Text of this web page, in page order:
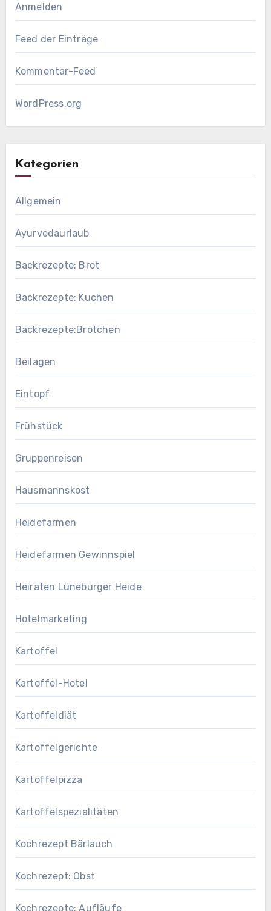
Anmelden
Feed der Einträge
Kommentar-Feed
WordPress.org
Kategorien
Allgemein
Ayurvedaurlaub
Backrezepte: Brot
Backrezepte: Kuchen
Backrezepte:Brötchen
Beilagen
Eintopf
Frühstück
Gruppenreisen
Hausmannskost
Heidefarmen
Heidefarmen Gewinnspiel
Heiraten Lüneburger Heide
Hotelmarketing
Kartoffel
Kartoffel-Hotel
Kartoffeldiät
Kartoffelgerichte
Kartoffelpizza
Kartoffelspezialitäten
Kochrezept Bärlauch
Kochrezept: Obst
Kochrezepte: Aufläufe